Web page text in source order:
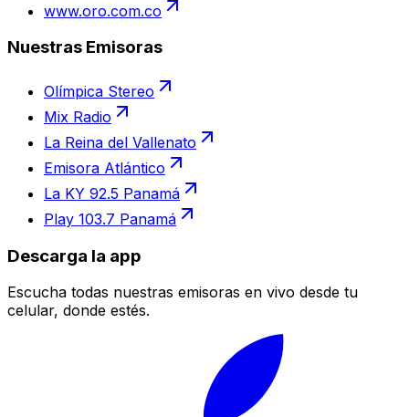
www.oro.com.co
Nuestras Emisoras
Olímpica Stereo
Mix Radio
La Reina del Vallenato
Emisora Atlántico
La KY 92.5 Panamá
Play 103.7 Panamá
Descarga la app
Escucha todas nuestras emisoras en vivo desde tu
celular, donde estés.